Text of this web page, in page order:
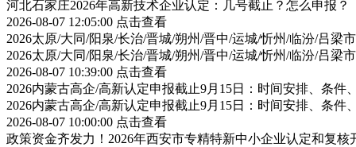
河北石家庄2026年高新技术企业认定：几号截止？怎么申报？
2026-08-07 12:05:00 点击查看
2026太原/大同/阳泉/长治/晋城/朔州/晋中/运城/忻州/临汾/吕梁
2026太原/大同/阳泉/长治/晋城/朔州/晋中/运城/忻州/临汾/吕梁
2026-08-07 10:39:00 点击查看
2026内蒙古高企/高新认定申报截止9月15日：时间安排、条件
2026内蒙古高企/高新认定申报截止9月15日：时间安排、条件
2026-08-07 10:00:00 点击查看
政策资金齐发力！2026年西安市专精特新中小企业认定和复